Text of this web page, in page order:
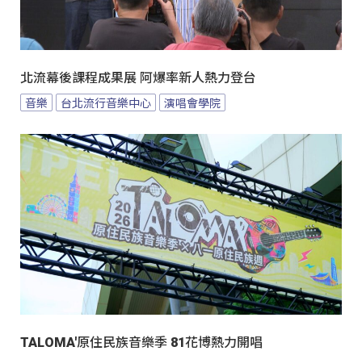
北流幕後課程成果展 阿爆率新人熱力登台
音樂 台北流行音樂中心 演唱會學院
TALOMA'原住民族音樂季 81花博熱力開唱